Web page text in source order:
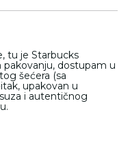
tu je Starbucks
pakovanju, dostupam u
šećera (sa
upakovan u
i autentičnog